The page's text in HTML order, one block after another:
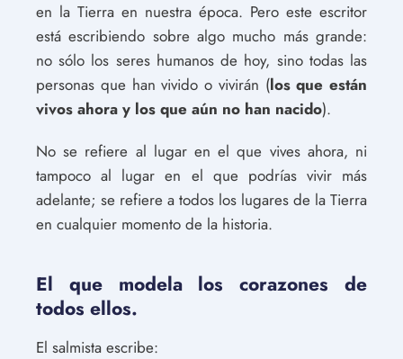
en la Tierra en nuestra época. Pero este escritor
está escribiendo sobre algo mucho más grande:
no sólo los seres humanos de hoy, sino todas las
personas que han vivido o vivirán (los que están
vivos ahora y los que aún no han nacido).
No se refiere al lugar en el que vives ahora, ni
tampoco al lugar en el que podrías vivir más
adelante; se refiere a todos los lugares de la Tierra
en cualquier momento de la historia.
El que modela los corazones de
todos ellos.
El salmista escribe: